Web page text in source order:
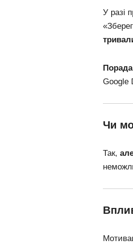
У разі
Google
Чи
Так,